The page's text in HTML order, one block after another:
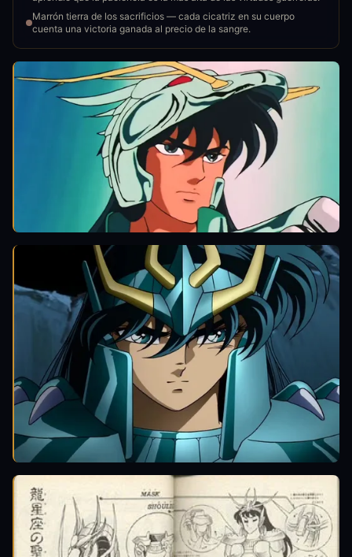
Marrón tierra de los sacrificios — cada cicatriz en su cuerpo
cuenta una victoria ganada al precio de la sangre.